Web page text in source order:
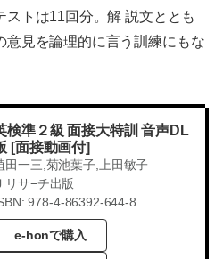
トは11回分。解 説文ととも
意見を論理的に言う訓練にもな
検準２級 面接大特訓 音声DL
[面接動画付]
田一三,菊池葉子,上田敏子
Ｊリサ−チ出版
978-4-86392-644-8
e-honで購入